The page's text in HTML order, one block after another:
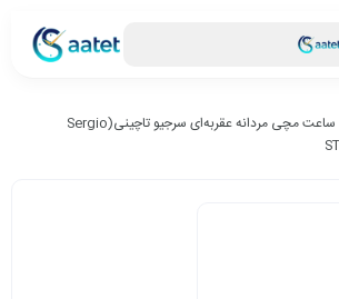
ساعت مچی مردانه عقربه‌ای سرجیو تاچینی(Sergio